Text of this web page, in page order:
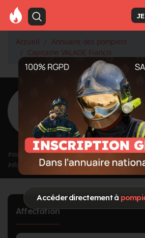
Accéder directement à
Accueil
Annuaire des pompiers
Capitaine VALADE Francis
<Retour à la liste
Grade : Capitaine
Inscrit depuis le 05/10/2020 à 15:54
Informations mises à jour le 16/04/2024 à 11:55
Affectation